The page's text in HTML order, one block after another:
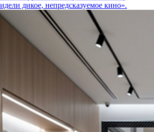
дикое, непредсказуемое кино».